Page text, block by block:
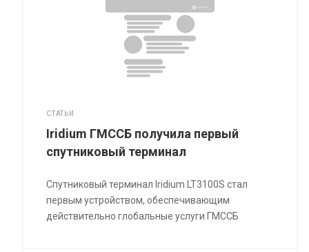
СТАТЬИ
Iridium ГМССБ получила первый
спутниковый терминал
Спутниковый терминал Iridium LT3100S стал
первым устройством, обеспечивающим
действительно глобальные услуги ГМССБ